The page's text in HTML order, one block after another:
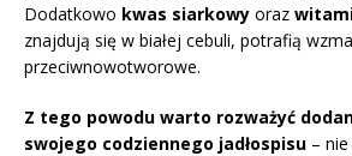
Dodatkowo kwas siarkowy oraz
znajdują się w białej cebuli, potrafią
przeciwnowotworowe.
Z tego powodu warto rozważyć
swojego codziennego jadłospisu –